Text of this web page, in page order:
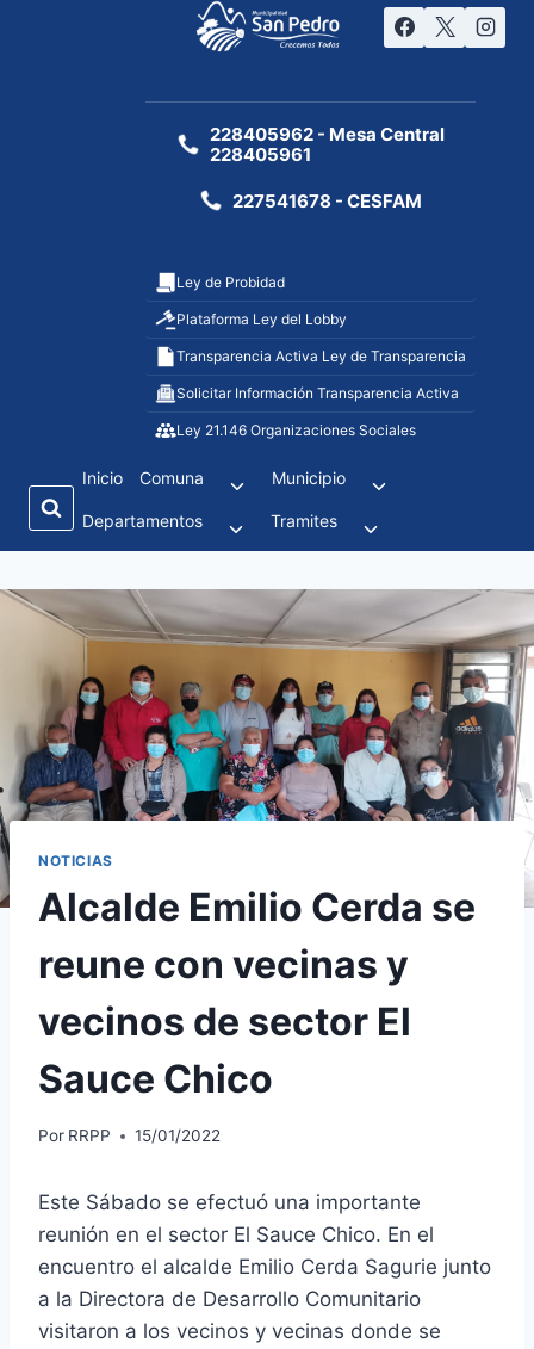
228405962 - Mesa Central
228405961
227541678 - CESFAM
Ley de Probidad
Plataforma Ley del Lobby
Transparencia Activa Ley de Transparencia
Solicitar Información Transparencia Activa
Ley 21.146 Organizaciones Sociales
Inicio Comuna Municipio
Departamentos Tramites
NOTICIAS
Alcalde Emilio Cerda se
reune con vecinas y
vecinos de sector El
Sauce Chico
Por RRPP 15/01/2022
Este Sábado se efectuó una importante
reunión en el sector El Sauce Chico. En el
encuentro el alcalde Emilio Cerda Sagurie junto
a la Directora de Desarrollo Comunitario
visitaron a los vecinos y vecinas donde se